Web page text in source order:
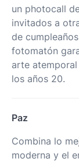
un photocall
invitados a
de
fotomatón
arte
los años 20.
Paz
Combina lo
moderna y el